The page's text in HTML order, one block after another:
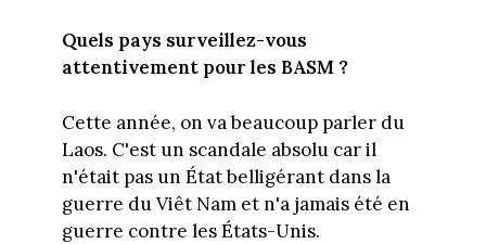
Quels pays surveillez-vous
attentivement pour les BASM ?
Cette année, on va beaucoup parler du
Laos. C'est un scandale absolu car il
n'était pas un État belligérant dans la
guerre du Viêt Nam et n'a jamais été en
guerre contre les États-Unis.